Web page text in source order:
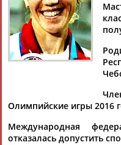
Аслаудин
АБАЕВ
Елена
АБАИМОВА
АБАСОВА
Олимпийские игры 2016
Международная
отказалась допустить